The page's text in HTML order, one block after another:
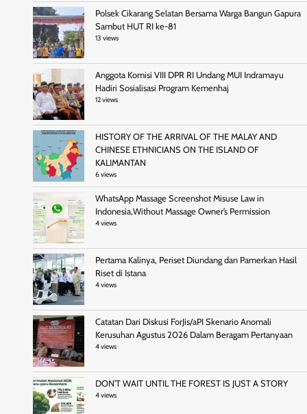
Polsek Cikarang Selatan Bersama Warga Bangun Gapura
Sambut HUT RI ke-81
13 views
Anggota Komisi VIII DPR RI Undang MUI Indramayu
Hadiri Sosialisasi Program Kemenhaj
12 views
HISTORY OF THE ARRIVAL OF THE MALAY AND
CHINESE ETHNICIANS ON THE ISLAND OF
KALIMANTAN
6 views
WhatsApp Massage Screenshot Misuse Law in
Indonesia,Without Massage Owner’s Permission
4 views
Pertama Kalinya, Periset Diundang dan Pamerkan Hasil
Riset di Istana
4 views
Catatan Dari Diskusi ForJis/aPI Skenario Anomali
Kerusuhan Agustus 2026 Dalam Beragam Pertanyaan
4 views
DON’T WAIT UNTIL THE FOREST IS JUST A STORY
4 views